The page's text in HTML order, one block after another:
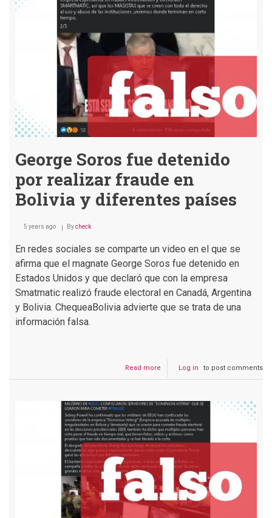
voto
blanco
elecciones
de
George Soros fue detenido
por realizar fraude en
Bolivia y diferentes países
5 years ago Bycheck
En redes sociales se comparte un video en el que se
afirma que el magnate George Soros fue detenido en
Estados Unidos y que declaró que con la empresa
Smatmatic realizó fraude electoral en Canadá, Argentina
y Bolivia. ChequeaBolivia advierte que se trata de una
información falsa.
Read more
George
por
realizar
fraude
en
Bolivia
diferentes
países
Log in to post comments